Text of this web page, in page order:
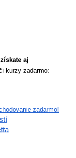
aj
kurzy zadarmo:
zadarmo!